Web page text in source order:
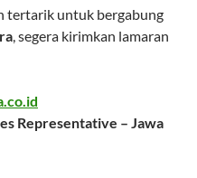
tertarik untuk bergabung
, segera kirimkan lamaran
Representative – Jawa